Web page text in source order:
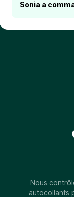
Sonia a
Nous
autocollants